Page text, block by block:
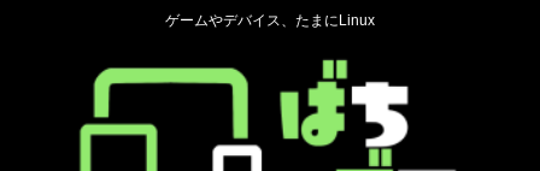
ゲームやデバイス、たまにLinux